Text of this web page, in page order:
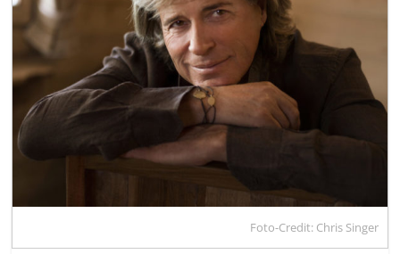
Foto-Credit: Chris Singer